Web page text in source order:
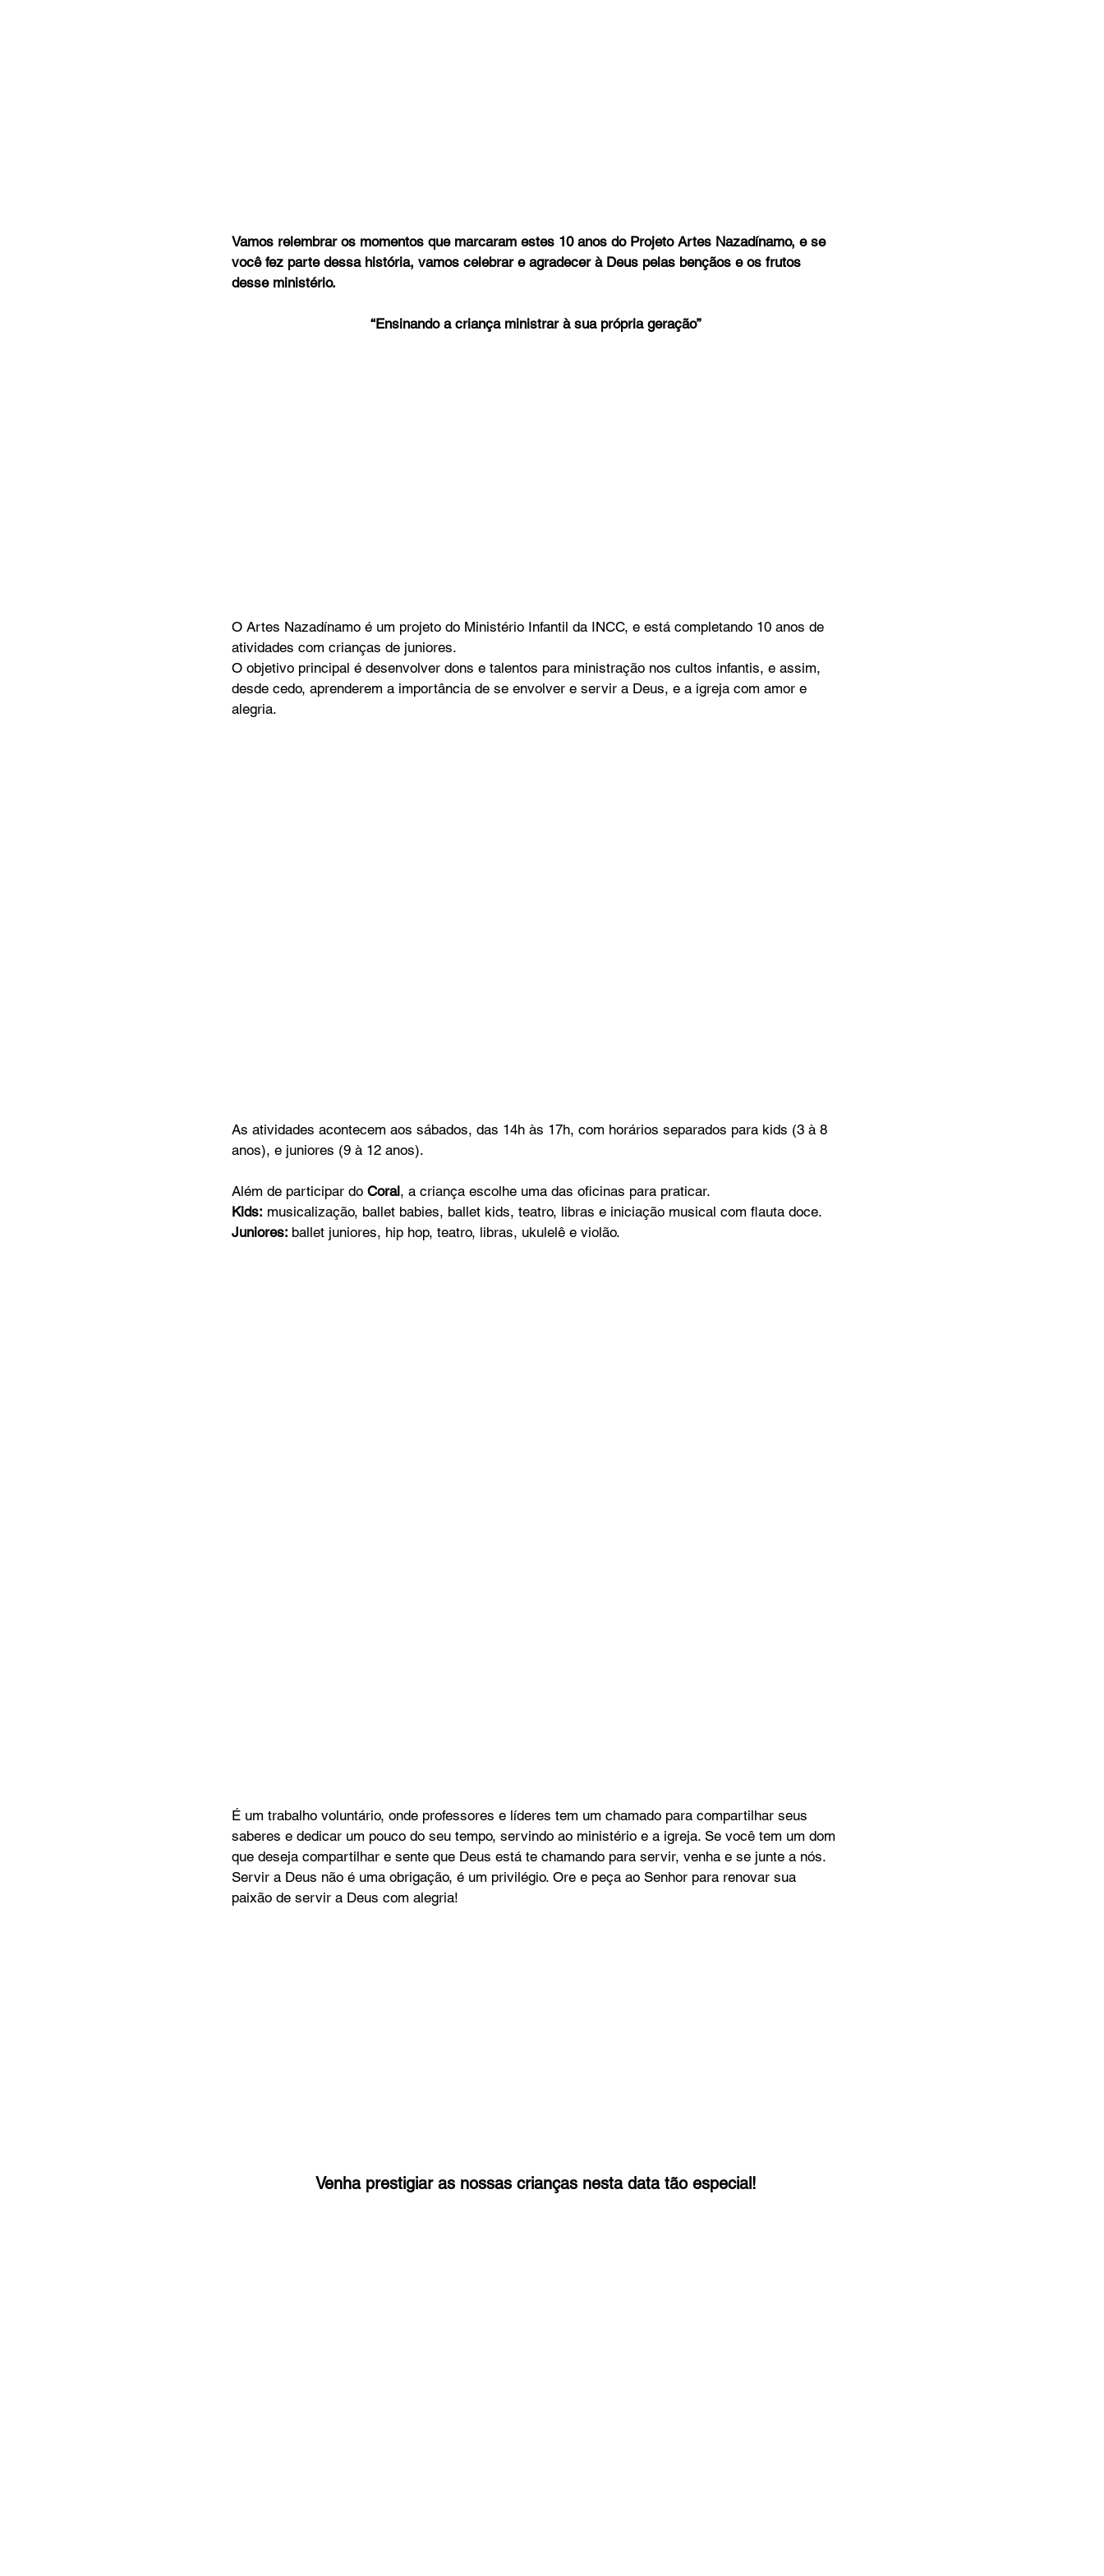
Vamos relembrar os momentos que marcaram estes 10 anos do Projeto Artes Nazadínamo, e se
você fez parte dessa história, vamos celebrar e agradecer à Deus pelas bençãos e os frutos
desse ministério.
“Ensinando a criança ministrar à sua própria geração”
O Artes Nazadínamo é um projeto do Ministério Infantil da INCC, e está completando 10 anos de
atividades com crianças de juniores.
O objetivo principal é desenvolver dons e talentos para ministração nos cultos infantis, e assim,
desde cedo, aprenderem a importância de se envolver e servir a Deus, e a igreja com amor e
alegria.
As atividades acontecem aos sábados, das 14h às 17h, com horários separados para kids (3 à 8
anos), e juniores (9 à 12 anos).
Além de participar do Coral, a criança escolhe uma das oficinas para praticar.
Kids: musicalização, ballet babies, ballet kids, teatro, libras e iniciação musical com flauta doce.
Juniores: ballet juniores, hip hop, teatro, libras, ukulelê e violão.
É um trabalho voluntário, onde professores e líderes tem um chamado para compartilhar seus
saberes e dedicar um pouco do seu tempo, servindo ao ministério e a igreja. Se você tem um dom
que deseja compartilhar e sente que Deus está te chamando para servir, venha e se junte a nós.
Servir a Deus não é uma obrigação, é um privilégio. Ore e peça ao Senhor para renovar sua
paixão de servir a Deus com alegria!
Venha prestigiar as nossas crianças nesta data tão especial!